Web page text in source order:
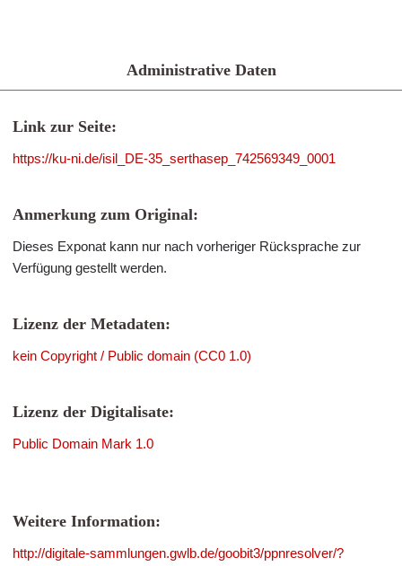
Administrative Daten
Link zur Seite:
https://ku-ni.de/isil_DE-35_serthasep_742569349_0001
Anmerkung zum Original:
Dieses Exponat kann nur nach vorheriger Rücksprache zur
Verfügung gestellt werden.
Lizenz der Metadaten:
kein Copyright / Public domain (CC0 1.0)
Lizenz der Digitalisate:
Public Domain Mark 1.0
Weitere Information:
http://digitale-sammlungen.gwlb.de/goobit3/ppnresolver/?